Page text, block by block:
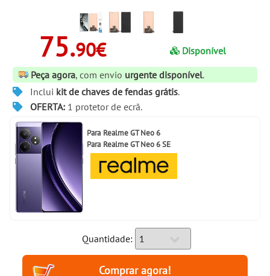
75.90€
Disponível
Peça agora, com envio urgente disponível.
Inclui kit de chaves de fendas grátis.
OFERTA:1 protetor de ecrã.
Para Realme GT Neo 6
Para Realme GT Neo 6 SE
Quantidade: